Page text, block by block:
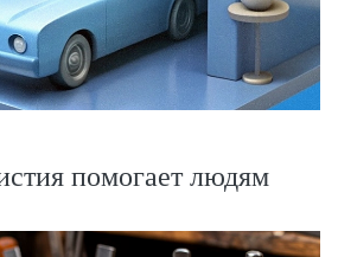
помогает людям